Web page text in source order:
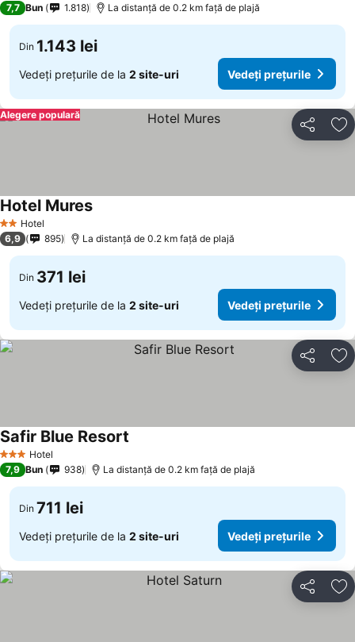
7,7 Bun 1.818 La distanță de 0.2 km față de plajă
Din 1.143 lei
Vedeți prețurile de la 2 site-uri Vedeți prețurile
Distribuiți
Alegere populară
2 SteleHotel
Hotel Mures
6,9 895 La distanță de 0.2 km față de plajă
Din 371 lei
Vedeți prețurile de la 2 site-uri Vedeți prețurile
Distribuiți
3 SteleHotel
Safir Blue Resort
7,9 Bun 938 La distanță de 0.2 km față de plajă
Din 711 lei
Vedeți prețurile de la 2 site-uri Vedeți prețurile
Distribuiți